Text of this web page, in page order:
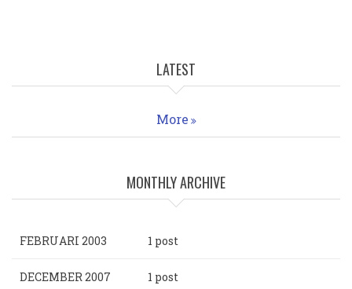
LATEST
More
MONTHLY ARCHIVE
FEBRUARI 2003 1 post
DECEMBER 2007 1 post